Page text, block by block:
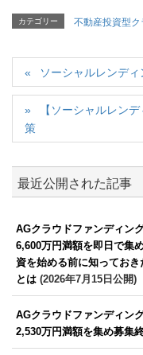
カテゴリー 不動産投資型
ソーシャルレンデ
【ソーシャルレン
策
最近公開された記事
AGクラウドファンディン
6,600万円満額を即日で集
資を始める前に知ってお
とは (2026年7月15日公開)
AGクラウドファンディン
2,530万円満額を集め募集